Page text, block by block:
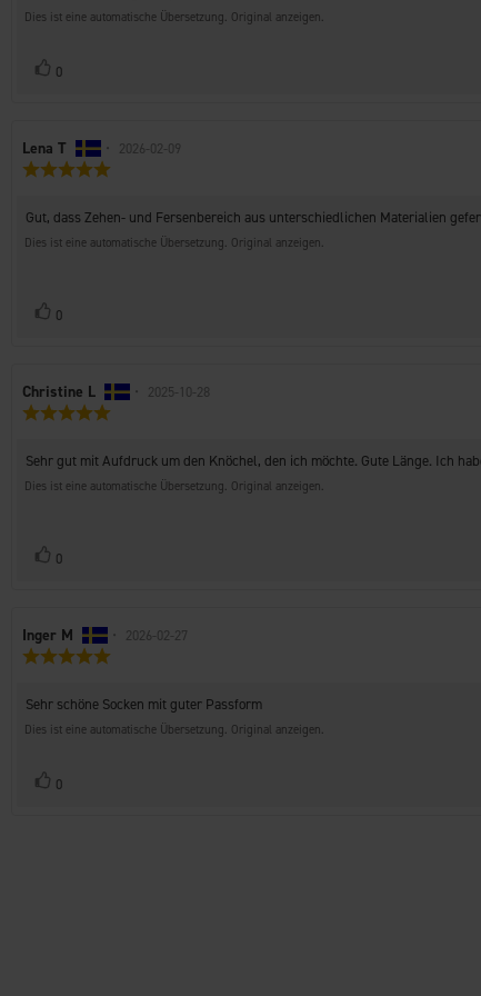
Sternen
Dies ist eine automatische Übersetzung. Original anzeigen.
Stimme
0
Autor
der
Lena T • Bewertungsdatum:
2026-02-09
5
Sternen
Rezensionstext:
Gut, dass Zehen- und Fersenbereich aus unterschiedlichen Materialien
Dies ist eine automatische Übersetzung. Original anzeigen.
Stimme
0
Autor
der
Christine L • Bewertungsdatum:
2025-10-28
5
Sternen
Rezensionstext:
Sehr gut mit Aufdruck um den Knöchel, den ich möchte. Gute Länge. Ich
Dies ist eine automatische Übersetzung. Original anzeigen.
Stimme
0
Autor
der
Inger M • Bewertungsdatum:
2026-02-27
5
Sternen
Rezensionstext:
Sehr schöne Socken mit guter Passform
Dies ist eine automatische Übersetzung. Original anzeigen.
Stimme
0